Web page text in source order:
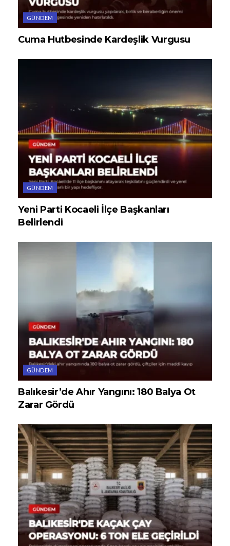
GÜNDEM
Cuma Hutbesinde Kardeşlik Vurgusu
GÜNDEM
Yeni Parti Kocaeli İlçe Başkanları
Belirlendi
GÜNDEM
Balıkesir’de Ahır Yangını: 180 Balya Ot
Zarar Gördü